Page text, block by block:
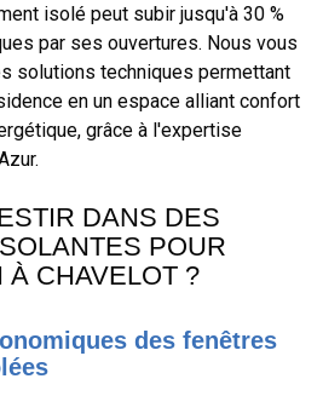
isolé peut subir jusqu'à 30 %
par ses ouvertures. Nous vous
solutions techniques permettant
en un espace alliant confort
grâce à l'expertise
DANS DES
POUR
À CHAVELOT ?
des fenêtres